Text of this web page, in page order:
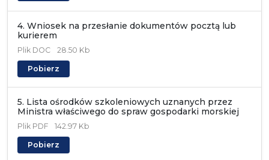
4. Wniosek na przesłanie dokumentów pocztą lub
kurierem
Plik DOC 28.50 Kb
Pobierz
5. Lista ośrodków szkoleniowych uznanych przez
Ministra właściwego do spraw gospodarki morskiej
Plik PDF 142.97 Kb
Pobierz